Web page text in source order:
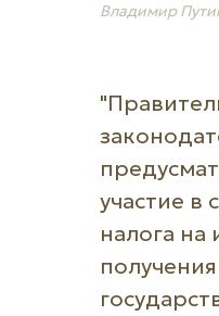
Владимир
участие в
налога